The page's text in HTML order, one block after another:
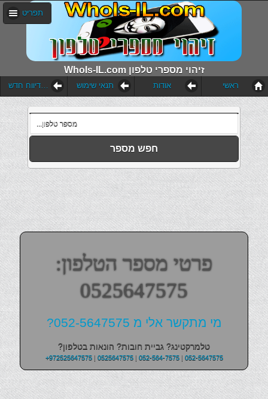
WhoIs-IL.com זיהוי מספרי טלפון
תפריט
הוסף דיווח חדש תנאי שימוש אודות ראשי
חפש מספר
פרטי מספר הטלפון:
0525647575
מי מתקשר אלי מ 052-5647575?
טלמרקטינג? גביית חובות? הונאות בטלפון?
+972525647575| 0525647575| 052-564-7575| 052-5647575